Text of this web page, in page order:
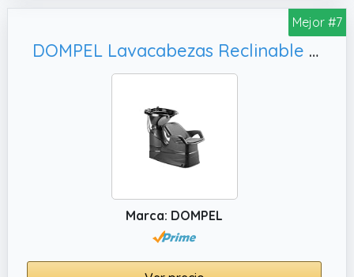
inyectado es fuerte e impermeable,
producto.
✔️ Ecológicamente sostenible: El
fabricación de los productos de Dompel es
limpio, no tóxico, los residuos son mínimos y
completamente reciclables. Al contrario de la
fibra de vidrio, utilizada en la fabricación de
tóxica y no reciclable.
Mejor #7
DOMPEL Lavacabezas Reclinable CHAMP de RESINA con Sillones - Silla Peluquería Barberos - MADE IN BRASIL - MODELO EXCLUSIVO (Cuba Negra)
Marca: DOMPEL